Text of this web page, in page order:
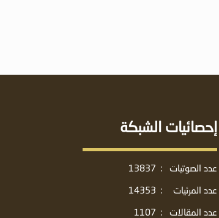
إحصائيات الشبكة
عدد الصوتيات :
13837
عدد المرئيات
:
14353
عدد المقالات
:
1107